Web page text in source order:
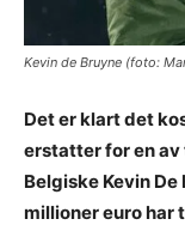
Kevin de Bruyne (foto:
Det er klart det
erstatter for en
Belgiske Kevin
millioner euro har